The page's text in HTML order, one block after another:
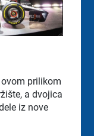
prilikom
a dvojica
iz nove